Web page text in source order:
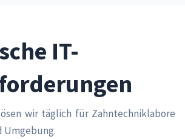
IT-
wir täglich für Zahntechniklabore